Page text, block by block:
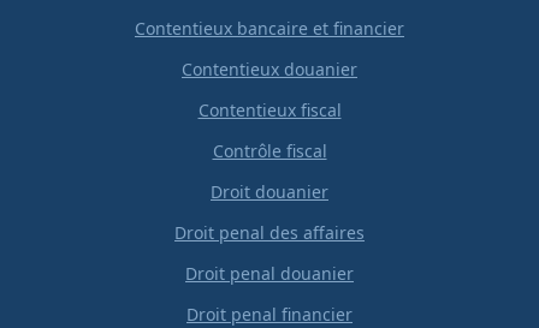
Contentieux bancaire et financier
Contentieux douanier
Contentieux fiscal
Contrôle fiscal
Droit douanier
Droit penal des affaires
Droit penal douanier
Droit penal financier